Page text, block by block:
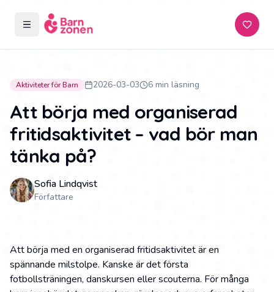
Öppna meny
Aktiviteter för Barn 2026-03-03 6 min läsning
Att börja med organiserad
fritidsaktivitet – vad bör man
tänka på?
Sofia Lindqvist
Författare
Att börja med en organiserad fritidsaktivitet är en
spännande milstolpe. Kanske är det första
fotbollsträningen, danskursen eller scouterna. För många